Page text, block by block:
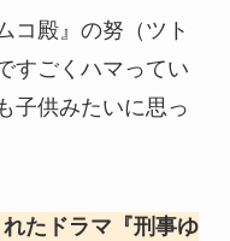
コ殿』の努（ツト
すごくハマってい
子供みたいに思っ
たドラマ『刑事ゆ